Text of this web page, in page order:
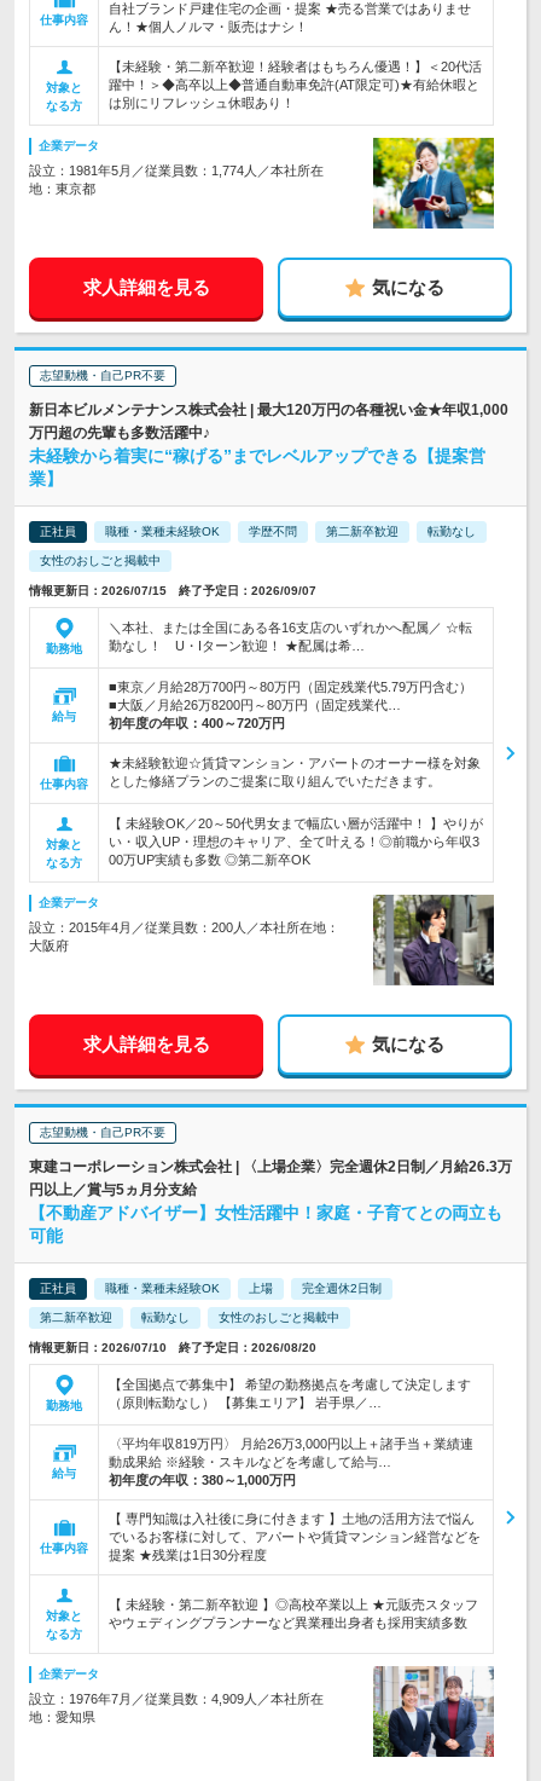
仕事内容
自社ブランド戸建住宅の企画・提案 ★売る営業ではありませ
ん！★個人ノルマ・販売はナシ！
対象と
なる方
【未経験・第二新卒歓迎！経験者はもちろん優遇！】＜20代活
躍中！＞◆高卒以上◆普通自動車免許(AT限定可)★有給休暇と
は別にリフレッシュ休暇あり！
企業データ
設立：1981年5月／従業員数：1,774人／本社所在
地：東京都
求人詳細を見る 気になる
志望動機・自己PR不要
新日本ビルメンテナンス株式会社 | 最大120万円の各種祝い金★年収1,000
万円超の先輩も多数活躍中♪
未経験から着実に“稼げる”までレベルアップできる【提案営
業】
正社員 職種・業種未経験OK 学歴不問 第二新卒歓迎 転勤なし
女性のおしごと掲載中
情報更新日：2026/07/15 終了予定日：2026/09/07
勤務地
＼本社、または全国にある各16支店のいずれかへ配属／ ☆転
勤なし！ U・Iターン歓迎！ ★配属は希…
給与
■東京／月給28万700円～80万円（固定残業代5.79万円含む）
■大阪／月給26万8200円～80万円（固定残業代…
初年度の年収： 400～720万円
仕事内容
★未経験歓迎☆賃貸マンション・アパートのオーナー様を対象
とした修繕プランのご提案に取り組んでいただきます。
対象と
なる方
【 未経験OK／20～50代男女まで幅広い層が活躍中！ 】やりが
い・収入UP・理想のキャリア、全て叶える！◎前職から年収3
00万UP実績も多数 ◎第二新卒OK
企業データ
設立：2015年4月／従業員数：200人／本社所在地：
大阪府
求人詳細を見る 気になる
志望動機・自己PR不要
東建コーポレーション株式会社 | 〈上場企業〉完全週休2日制／月給26.3万
円以上／賞与5ヵ月分支給
【不動産アドバイザー】女性活躍中！家庭・子育てとの両立も
可能
正社員 職種・業種未経験OK 上場 完全週休2日制
第二新卒歓迎 転勤なし 女性のおしごと掲載中
情報更新日：2026/07/10 終了予定日：2026/08/20
勤務地
【全国拠点で募集中】 希望の勤務拠点を考慮して決定します
（原則転勤なし） 【募集エリア】 岩手県／…
給与
〈平均年収819万円〉 月給26万3,000円以上＋諸手当＋業績連
動成果給 ※経験・スキルなどを考慮して給与…
初年度の年収： 380～1,000万円
仕事内容
【 専門知識は入社後に身に付きます 】土地の活用方法で悩ん
でいるお客様に対して、アパートや賃貸マンション経営などを
提案 ★残業は1日30分程度
対象と
なる方
【 未経験・第二新卒歓迎 】◎高校卒業以上 ★元販売スタッフ
やウェディングプランナーなど異業種出身者も採用実績多数
企業データ
設立：1976年7月／従業員数：4,909人／本社所在
地：愛知県